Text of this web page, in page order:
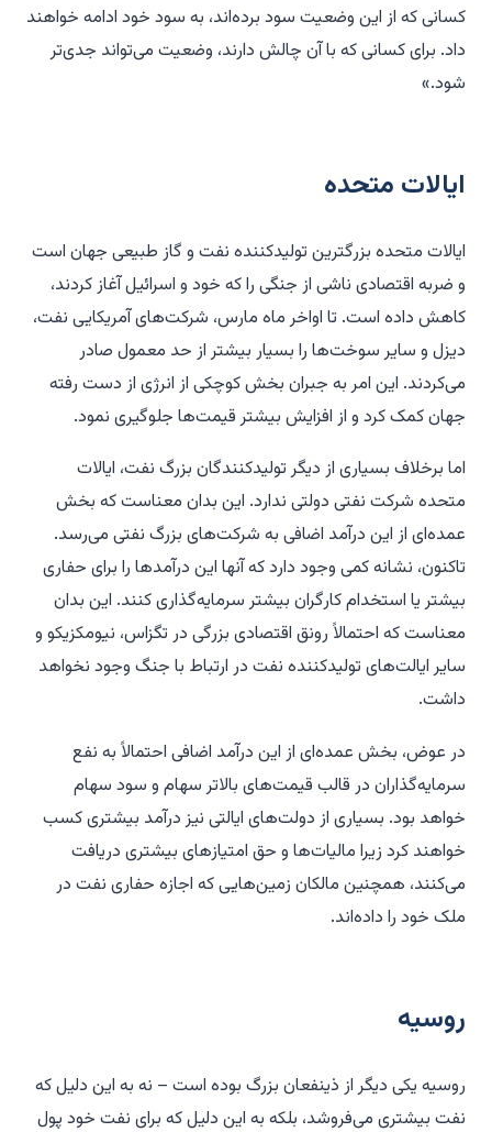
کسانی که از این وضعیت سود برده‌اند، به سود خود ادامه خواهند
داد. برای کسانی که با آن چالش دارند، وضعیت می‌تواند جدی‌تر
شود.»
ایالات متحده
ایالات متحده بزرگترین تولیدکننده نفت و گاز طبیعی جهان است
و ضربه اقتصادی ناشی از جنگی را که خود و اسرائیل آغاز کردند،
کاهش داده است. تا اواخر ماه مارس، شرکت‌های آمریکایی نفت،
دیزل و سایر سوخت‌ها را بسیار بیشتر از حد معمول صادر
می‌کردند. این امر به جبران بخش کوچکی از انرژی از دست رفته
جهان کمک کرد و از افزایش بیشتر قیمت‌ها جلوگیری نمود.
اما برخلاف بسیاری از دیگر تولیدکنندگان بزرگ نفت، ایالات
متحده شرکت نفتی دولتی ندارد. این بدان معناست که بخش
عمده‌ای از این درآمد اضافی به شرکت‌های بزرگ نفتی می‌رسد.
تاکنون، نشانه کمی وجود دارد که آنها این درآمدها را برای حفاری
بیشتر یا استخدام کارگران بیشتر سرمایه‌گذاری کنند. این بدان
معناست که احتمالاً رونق اقتصادی بزرگی در تگزاس، نیومکزیکو و
سایر ایالت‌های تولیدکننده نفت در ارتباط با جنگ وجود نخواهد
داشت.
در عوض، بخش عمده‌ای از این درآمد اضافی احتمالاً به نفع
سرمایه‌گذاران در قالب قیمت‌های بالاتر سهام و سود سهام
خواهد بود. بسیاری از دولت‌های ایالتی نیز درآمد بیشتری کسب
خواهند کرد زیرا مالیات‌ها و حق امتیازهای بیشتری دریافت
می‌کنند، همچنین مالکان زمین‌هایی که اجازه حفاری نفت در
ملک خود را داده‌اند.
روسیه
روسیه یکی دیگر از ذینفعان بزرگ بوده است – نه به این دلیل که
نفت بیشتری می‌فروشد، بلکه به این دلیل که برای نفت خود پول